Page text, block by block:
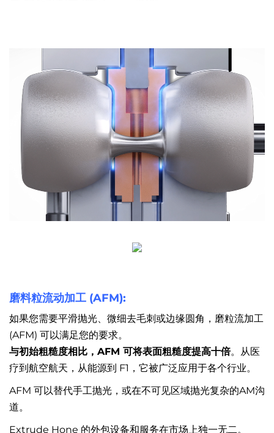
磨料粒流动加工 (AFM):
如果您需要平滑抛光、微细去毛刺或边缘圆角，磨粒流加工
(AFM) 可以满足您的要求。
与初始粗糙度相比，AFM 可将表面粗糙度提高十倍。从医
疗到航空航天，从能源到 F1，它被广泛应用于各个行业。
AFM 可以替代手工抛光，或在不可见区域抛光复杂的AM沟
道。
Extrude Hone 的外包设备和服务在市场上独一无二。